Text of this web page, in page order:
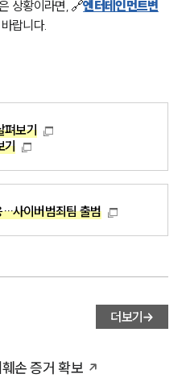
상황이라면, 🔗엔터테인먼트변
랍니다.
펴보기
기
사이버범죄팀 출범
더보기
손 증거 확보